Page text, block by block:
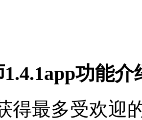
功能介
得最多受欢迎